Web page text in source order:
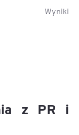
Wyniki
z PR i